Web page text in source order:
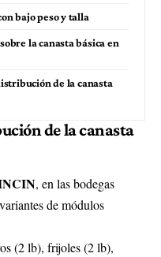
bajo peso y talla
la canasta básica en
de la canasta
de la canasta
, en las bodegas
de módulos
(2 lb), frijoles (2 lb),